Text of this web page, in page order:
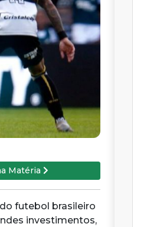
Matéria
futebol brasileiro
investimentos,